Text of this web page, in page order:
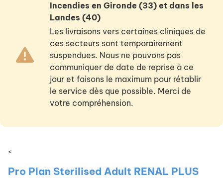
Incendies en Gironde (33) et dans les
Landes (40)
Les livraisons vers certaines cliniques de
ces secteurs sont temporairement
suspendues. Nous ne pouvons pas
communiquer de date de reprise à ce
jour et faisons le maximum pour rétablir
le service dès que possible. Merci de
votre compréhension.
<
Pro Plan Sterilised Adult RENAL PLUS